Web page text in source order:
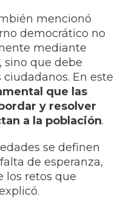
mencionó
democrático no
mediante
sino que debe
En este
que las
y resolver
a la población.
se definen
de esperanza,
los retos que